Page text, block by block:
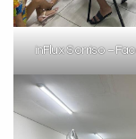
inFlux Sorriso –